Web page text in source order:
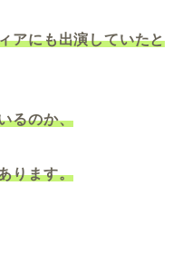
アにも出演していたと
るのか、
ります。